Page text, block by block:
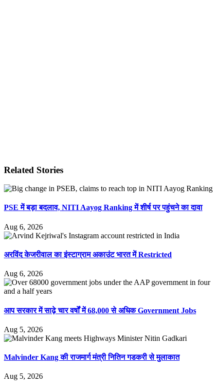
Related Stories
PSE में बड़ा बदलाव, NITI Aayog Ranking में शीर्ष पर पहुंचने का दावा
Aug 6, 2026
अरविंद केजरीवाल का इंस्टाग्राम अकाउंट भारत में Restricted
Aug 6, 2026
आप सरकार में साढ़े चार वर्षों में 68,000 से अधिक Government Jobs
Aug 5, 2026
Malvinder Kang की राजमार्ग मंत्री नितिन गडकरी से मुलाकात
Aug 5, 2026